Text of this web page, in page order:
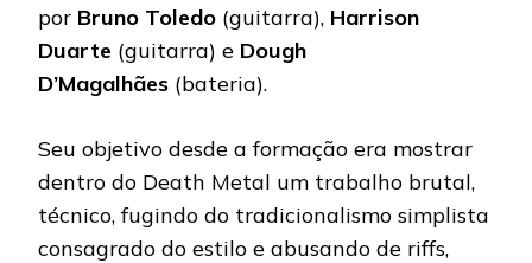
por Bruno Toledo (guitarra), Harrison
Duarte (guitarra) e Dough
D’Magalhães (bateria).
Seu objetivo desde a formação era mostrar
dentro do Death Metal um trabalho brutal,
técnico, fugindo do tradicionalismo simplista
consagrado do estilo e abusando de riffs,